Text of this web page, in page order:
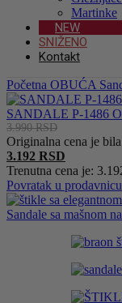
Martinke
NEW
SNIŽENO
Kontakt
Početna OBUĆA
SANDALE P-1486
3.990RSD
Originalna cena je
3.192 RSD
Trenutna cena je:
Povratak u prodavnicu
Sandale sa mašnom